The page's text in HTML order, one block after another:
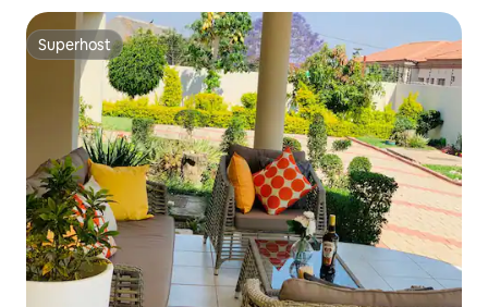
Superhost
Superhost